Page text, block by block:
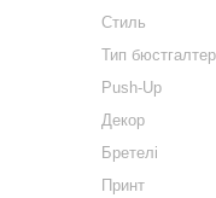
Стиль
Тип
Push-Up
Декор
Бретелі
Принт